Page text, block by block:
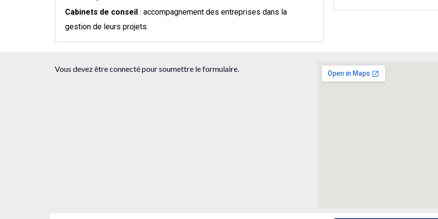
Cabinets de conseil : accompagnement des entreprises dans la
gestion de leurs projets.
Vous devez être connecté pour soumettre le formulaire.